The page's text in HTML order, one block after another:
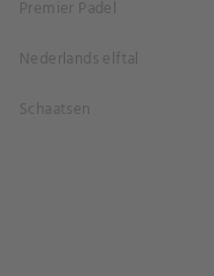
Premier Padel
Nederlands elftal
Schaatsen